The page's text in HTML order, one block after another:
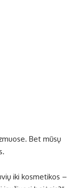
Bet mūsų
iki kosmetikos –